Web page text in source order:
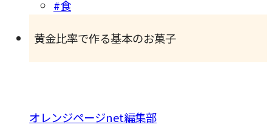
#食
黄金比率で作る基本のお菓子
オレンジページnet編集部